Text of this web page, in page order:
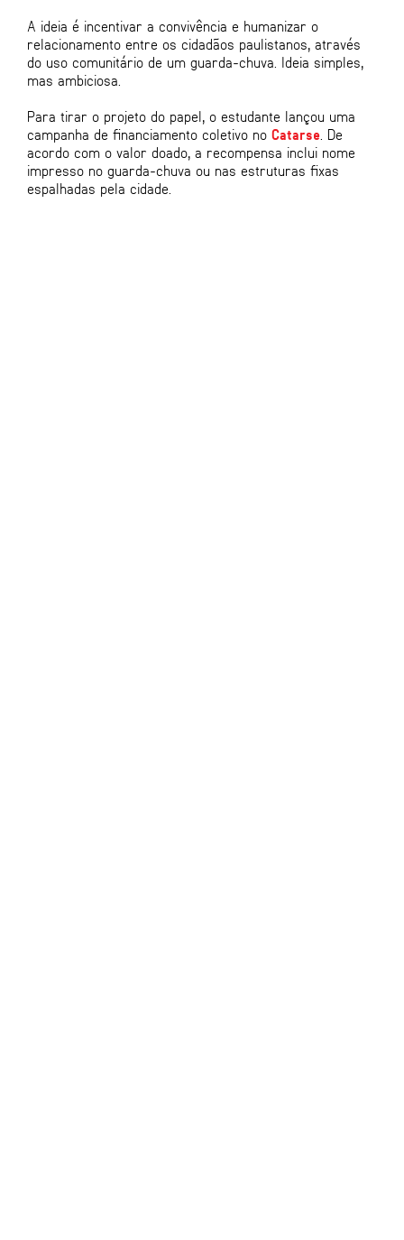
A ideia é incentivar a convivência e humanizar o
relacionamento entre os cidadãos paulistanos, através
do uso comunitário de um guarda-chuva. Ideia simples,
mas ambiciosa.
Para tirar o projeto do papel, o estudante lançou uma
campanha de financiamento coletivo no Catarse . De
acordo com o valor doado, a recompensa inclui nome
impresso no guarda-chuva ou nas estruturas fixas
espalhadas pela cidade.